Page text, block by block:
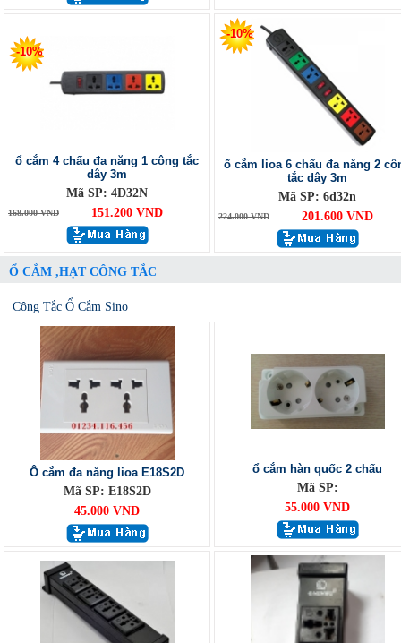
-10%
ổ cắm 4 chấu đa năng 1 công tắc
dây 3m
Mã SP: 4D32N
168.000 VND 151.200 VND
-10%
ổ cắm lioa 6 chấu đa năng 2
tắc dây 3m
Mã SP: 6d32n
224.000 VND 201.600 VND
Ổ CẮM ,HẠT CÔNG TẮC
Công Tắc Ổ Cắm Sino
Ô cắm đa năng lioa E18S2D
Mã SP: E18S2D
45.000 VND
ổ cắm hàn quốc 2 chấu
Mã SP:
55.000 VND